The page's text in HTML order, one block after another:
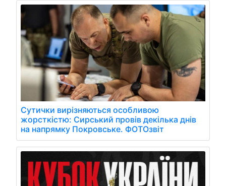
Сутички вирізняються особливою
жорсткістю: Сирський провів декілька днів
на напрямку Покровське. ФОТОзвіт